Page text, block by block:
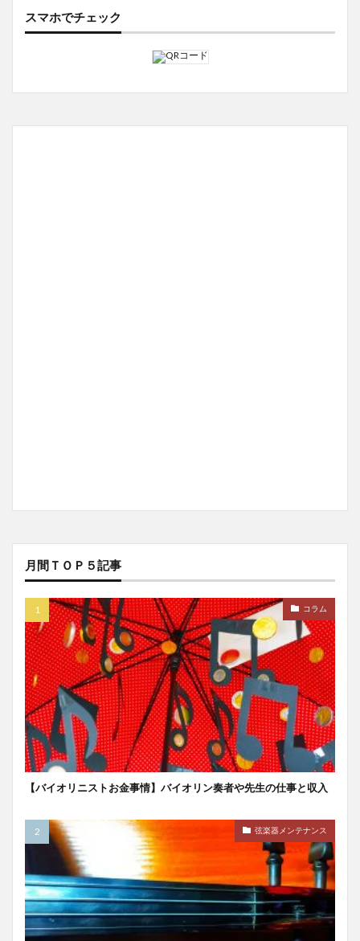
スマホでチェック
月間ＴＯＰ５記事
コラム
【バイオリニストお金事情】バイオリン奏者や先生の仕事と収入
弦楽器メンテナンス